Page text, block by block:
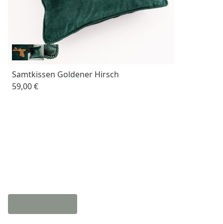
Samtkissen Goldener Hirsch
59,00 €